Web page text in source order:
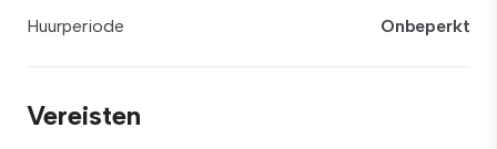
Huurperiode
Onbeperkt
Vereisten